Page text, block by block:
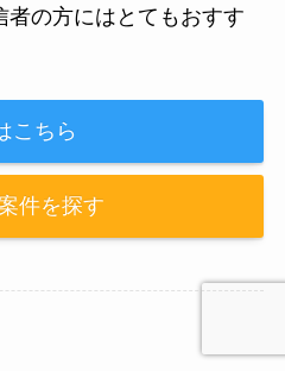
者の方にはとてもおすす
こちら
件を探す